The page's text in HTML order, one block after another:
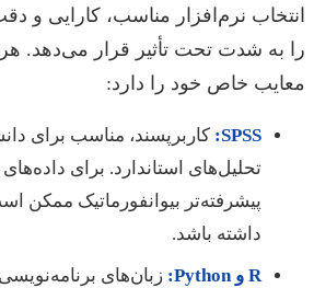
انتخاب نرم‌افزار مناسب، کارایی و
را به شدت تحت تأثیر قرار می‌دهد. هر
معایب خاص خود را دارد:
SPSS: کاربرپسند، مناسب برای
تحلیل‌های استاندارد. برای
پیشرفته‌تر بیوانفورماتیک ممکن
داشته باشد.
R و Python:
زبان‌های برنامه‌نویسی